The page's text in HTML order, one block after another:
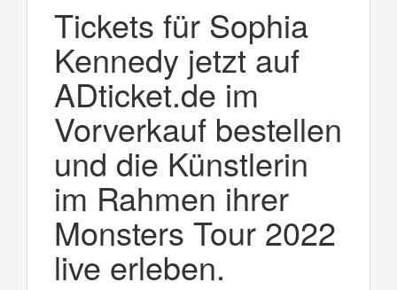
Tickets für Sophia
Kennedy jetzt auf
ADticket.de im
Vorverkauf bestellen
und die Künstlerin
im Rahmen ihrer
Monsters Tour 2022
live erleben.